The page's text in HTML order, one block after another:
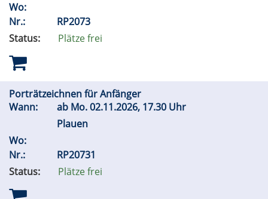
Wo:
Nr.:
RP2073
Status:
Plätze frei
Porträtzeichnen für Anfänger
Wann:
ab Mo.02.11.2026, 17.30 Uhr
Plauen
Wo:
Nr.:
RP20731
Status:
Plätze frei